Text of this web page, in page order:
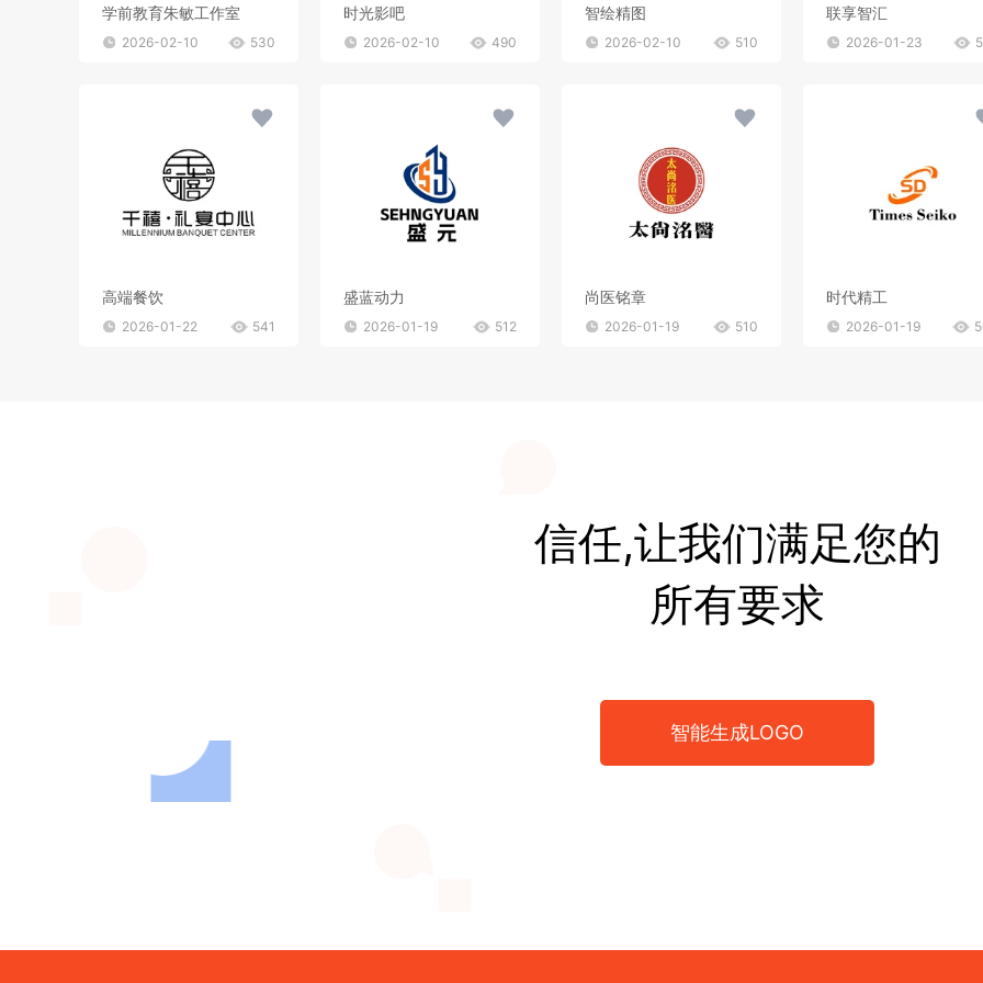
学前教育朱敏工作室
2026-02-10 530
时光影吧
2026-02-10 490
智绘精图
2026-02-10 510
联享智汇
2026-01-23
高端餐饮
2026-01-22 541
盛蓝动力
2026-01-19 512
尚医铭章
2026-01-19 510
时代精工
2026-01-19
信任,让我们满足您的
所有要求
智能生成LOGO